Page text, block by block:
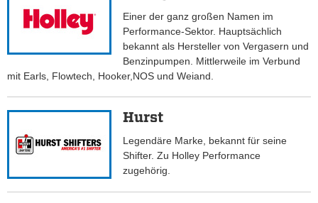
Einer der ganz großen Namen im
Performance-Sektor. Hauptsächlich
bekannt als Hersteller von Vergasern und
Benzinpumpen. Mittlerweile im Verbund
mit Earls, Flowtech, Hooker,NOS und Weiand.
Hurst
Legendäre Marke, bekannt für seine
Shifter. Zu Holley Performance
zugehörig.